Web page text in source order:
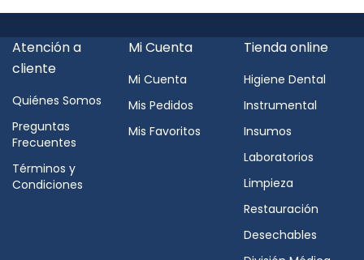
Atención a
cliente
Quiénes Somos
Preguntas
Frecuentes
Términos y
Condiciones
Mi Cuenta
Mi Cuenta
Mis Pedidos
Mis Favoritos
Tienda online
Higiene Dental
Instrumental
Insumos
Laboratorios
Limpieza
Restauración
Desechables